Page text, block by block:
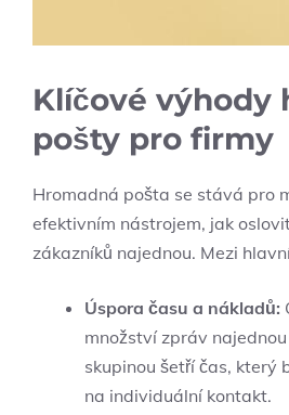
Klíčové výhody
pošty pro firmy
Hromadná pošta se stává pro
efektivním nástrojem, jak
zákazníků najednou. Mezi
Úspora času a nákladů:
množství zpráv
skupinou šetří čas, který
na individuální kontakt.